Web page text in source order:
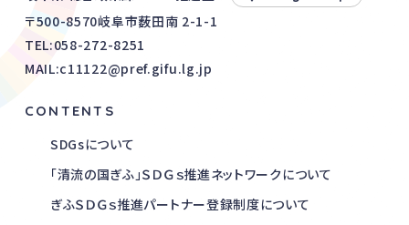
〒500-8570岐阜市薮田南 2-1-1
TEL:058-272-8251
MAIL:c11122@pref.gifu.lg.jp
CONTENTS
SDGsについて
「清流の国ぎふ」ＳＤＧｓ推進ネットワークについて
ぎふＳＤＧｓ推進パートナー登録制度について